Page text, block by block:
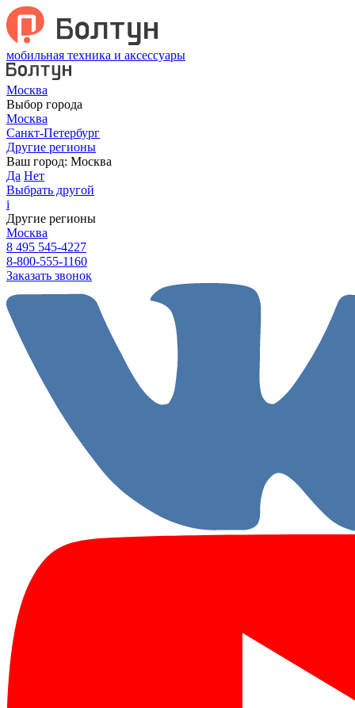
мобильная техника и аксессуары
Москва
Выбор города
Москва
Санкт-Петербург
Другие регионы
Ваш город: Москва
Да Нет
Выбрать другой
i
Другие регионы
Москва
8 495 545-4227
8-800-555-1160
Заказать звонок